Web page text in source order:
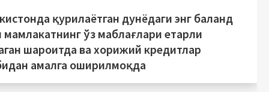
қурилаётган дунёдаги энг баланд
мамлакатнинг ўз маблағлари етарли
шароитда ва хорижий кредитлар
амалга оширилмоқда